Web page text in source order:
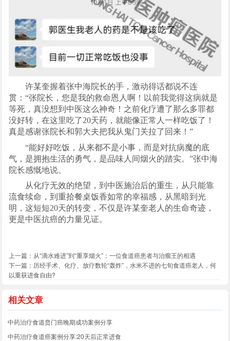
许某奎握着张中海院长的手，激动得话都说不连
贯：“张院长，您是我的救命恩人啊！以前我觉得这病就是
等死，真没想到中医这么神奇！之前化疗遭了那么多罪都
没好转，在这里吃了20天药，就能像正常人一样吃饭了！
真是感谢张院长和郭大夫把我从鬼门关拉了回来！”
“能好好吃饭，从来都不是小事，而是对抗病魔的底
气，是拥抱生活的勇气，是品味人间烟火的踏实。”张中海
院长感慨地说。
从化疗无效的绝望，到中医施治后的重生，从只能靠
流食续命，到重拾餐桌饭香如常的幸福感，从黑暗到光
明，这短短20天的转变，不仅是许某奎老人的生命奇迹，
更是中医抗癌的力量见证。
上一篇： 从“滴水难进”到“重享烟火”：一位食道癌患者与治瘤王的相遇
下一篇： 历经手术、化疗、放疗数轮“轰炸”，水米不进的七旬食道癌老人，何
以重获进食自由?
相关文章
中药治疗食道贲门癌晚期成功案例分享
中药治疗食道癌案例分享:20天后正常进食